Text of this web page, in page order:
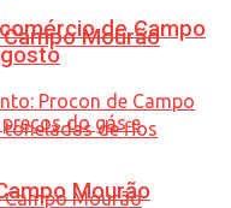
Mourão
de Campo
Mourão